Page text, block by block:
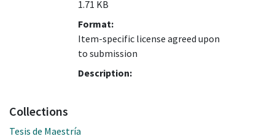
1.71 KB
Format:
Item-specific license agreed upon
to submission
Description:
Collections
Tesis de Maestría